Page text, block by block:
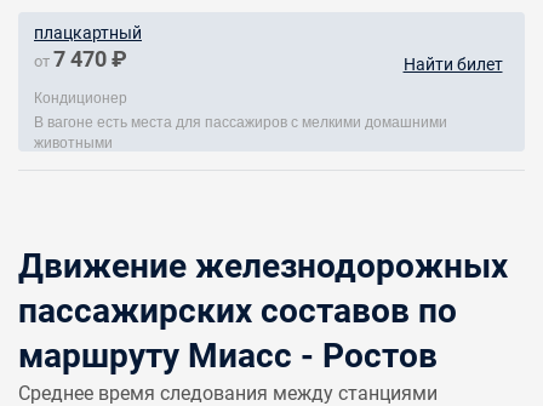
плацкартный
от 7 470 ₽ Найти билет
Кондиционер
В вагоне есть места для пассажиров с мелкими домашними
животными
Движение железнодорожных
пассажирских составов по
маршруту Миасс - Ростов
Среднее время следования между станциями